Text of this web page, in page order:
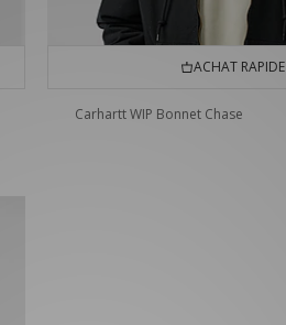
ACHAT RAPIDE
Carhartt WIP Bonnet Chase